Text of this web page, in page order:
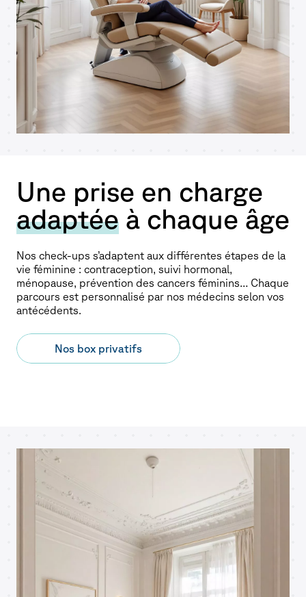
Une prise en charge
adaptée à chaque âge
Nos check-ups s’adaptent aux différentes étapes de la
vie féminine : contraception, suivi hormonal,
ménopause, prévention des cancers féminins… Chaque
parcours est personnalisé par nos médecins selon vos
antécédents.
Nos box privatifs